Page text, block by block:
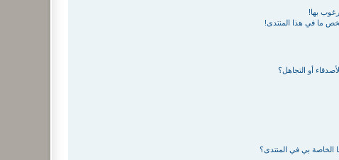
بها!
ما في هذا المنتدى!
أو التجاهل؟
الخاصة بي في المنتدى؟